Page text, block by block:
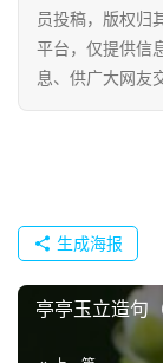
员投稿，版权归
平台，仅提供信
息、供广大网友
生成海报
亭亭玉立造句